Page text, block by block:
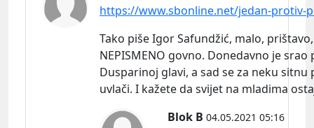
https://www.sbonline.net/jedan-protiv-
Tako piše Igor Safundžić, malo, prištavo,
NEPISMENO govno. Donedavno je srao
Dusparinoj glavi, a sad se za neku sitnu
uvlači. I kažete da svijet na mladima
Blok B 04.05.2021 05:16